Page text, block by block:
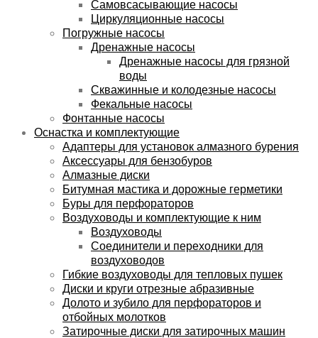
Самовсасывающие насосы
Циркуляционные насосы
Погружные насосы
Дренажные насосы
Дренажные насосы для грязной
воды
Скважинные и колодезные насосы
Фекальные насосы
Фонтанные насосы
Оснастка и комплектующие
Адаптеры для установок алмазного бурения
Аксессуары для бензобуров
Алмазные диски
Битумная мастика и дорожные герметики
Буры для перфораторов
Воздуховоды и комплектующие к ним
Воздуховоды
Соединители и переходники для
воздуховодов
Гибкие воздуховоды для тепловых пушек
Диски и круги отрезные абразивные
Долото и зубило для перфораторов и
отбойных молотков
Затирочные диски для затирочных машин